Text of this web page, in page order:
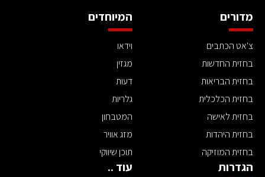
מדורים
צ'אט הכתבים
בחזית החדשות
בחזית הבריאות
בחזית הכלכלית
בחזית לאישה
בחזית היהדות
בחזית המוזיקה
המיוחדים
וידאו
מגזין
דעות
גלריות
המטבחון
מזג אוויר
תוכן שיווקי
הגדרות עוד ..